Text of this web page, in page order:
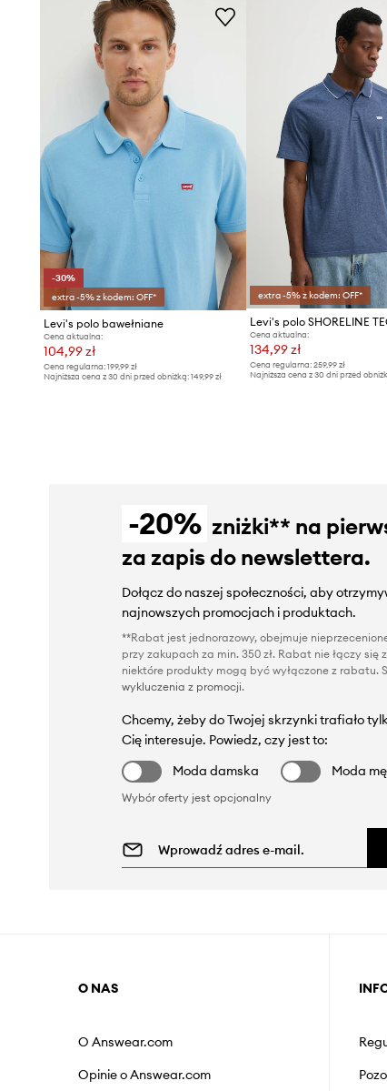
-30%
extra -5% z kodem: OFF*
Levi's polo bawełniane
Cena aktualna:
104,99 zł
Cena regularna: 199,99 zł
Najniższa cena z 30 dni przed obniżką: 149,99 zł
extra -5% z kodem: OFF*
Levi's polo SHORELINE
Cena aktualna:
134,99 zł
Cena regularna:259,99 zł
Najniższa cena z 30 dni przed
-20% zniżki** na
za zapis do newslettera.
Dołącz do naszej społeczności, aby
najnowszych promocjach i produktach.
**Rabat jest jednorazowy, obejmuje
przy zakupach za min. 350 zł. Rabat nie łączy się
niektóre produkty mogą być wyłączone z rabatu.
wykluczenia z promocji.
Chcemy, żeby do Twojej skrzynki trafiało
Cię interesuje. Powiedz, czy jest to:
Moda damska
Moda
Wybór oferty jest opcjonalny
O NAS
O Answear.com
Opinie o Answear.com